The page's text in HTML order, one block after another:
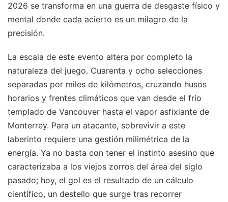
2026 se transforma en una guerra de desgaste físico y
mental donde cada acierto es un milagro de la
precisión.
La escala de este evento altera por completo la
naturaleza del juego. Cuarenta y ocho selecciones
separadas por miles de kilómetros, cruzando husos
horarios y frentes climáticos que van desde el frío
templado de Vancouver hasta el vapor asfixiante de
Monterrey. Para un atacante, sobrevivir a este
laberinto requiere una gestión milimétrica de la
energía. Ya no basta con tener el instinto asesino que
caracterizaba a los viejos zorros del área del siglo
pasado; hoy, el gol es el resultado de un cálculo
científico, un destello que surge tras recorrer